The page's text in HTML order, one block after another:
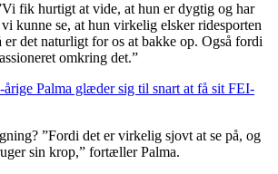
fik hurtigt at vide, at hun er dygtig og har
kunne se, at hun virkelig elsker ridesporten
er det naturligt for os at bakke op. Også fordi
omkring det.”
Palma glæder sig til snart at få sit FEI-
”Fordi det er virkelig sjovt at se på, og
sin krop,” fortæller Palma.